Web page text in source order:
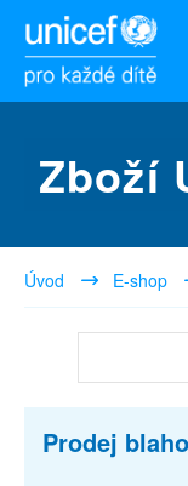
Zboží
Úvod E-shop
Prodej